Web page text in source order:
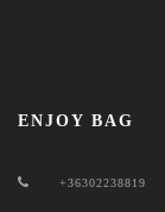
ENJOY BAG
+36302238819